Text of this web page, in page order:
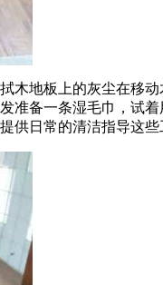
地板上的灰尘在移
准备一条湿毛巾，试
日常的清洁指导这些